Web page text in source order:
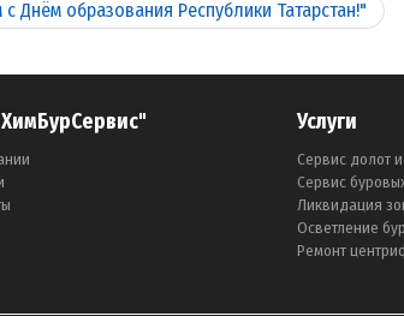
Днём образования Республики Татарстан!"
Услуги
Сервис долот
Сервис
Ликвидация
Осветление
Ремонт